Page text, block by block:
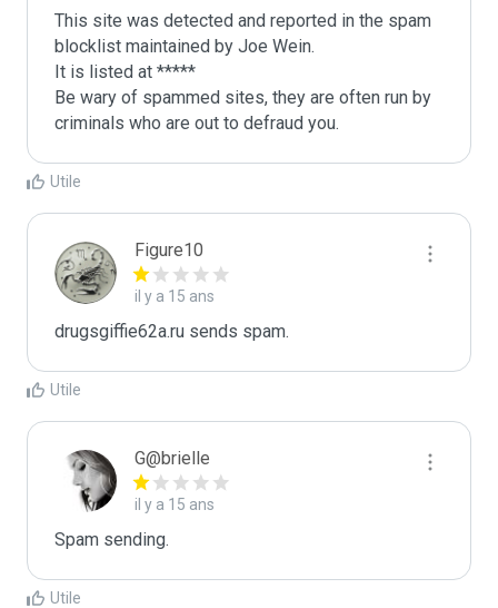
This site was detected and reported in the spam
blocklist maintained by Joe Wein.
It is listed at *****
Be wary of spammed sites, they are often run by
criminals who are out to defraud you.
Utile
Figure10
il y a 15 ans
drugsgiffie62a.ru sends spam.
Utile
G@brielle
il y a 15 ans
Spam sending.
Utile